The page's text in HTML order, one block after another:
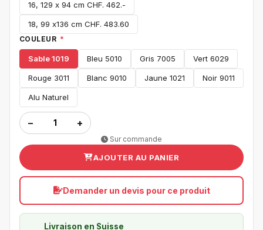
16, 129 x 94 cm CHF. 462.-
18, 99 x136 cm CHF. 483.60
COULEUR *
Sable 1019 Bleu 5010 Gris 7005 Vert 6029
Rouge 3011 Blanc 9010 Jaune 1021 Noir 9011
Alu Naturel
− +
Sur commande
AJOUTER AU PANIER
Demander un devis pour ce produit
Livraison en Suisse